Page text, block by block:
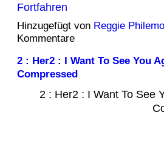
Fortfahren
Hinzugefügt von Reggie
Kommentare
2 : Her2 : I Want To See You
Compressed
2 : Her2 : I Want To See